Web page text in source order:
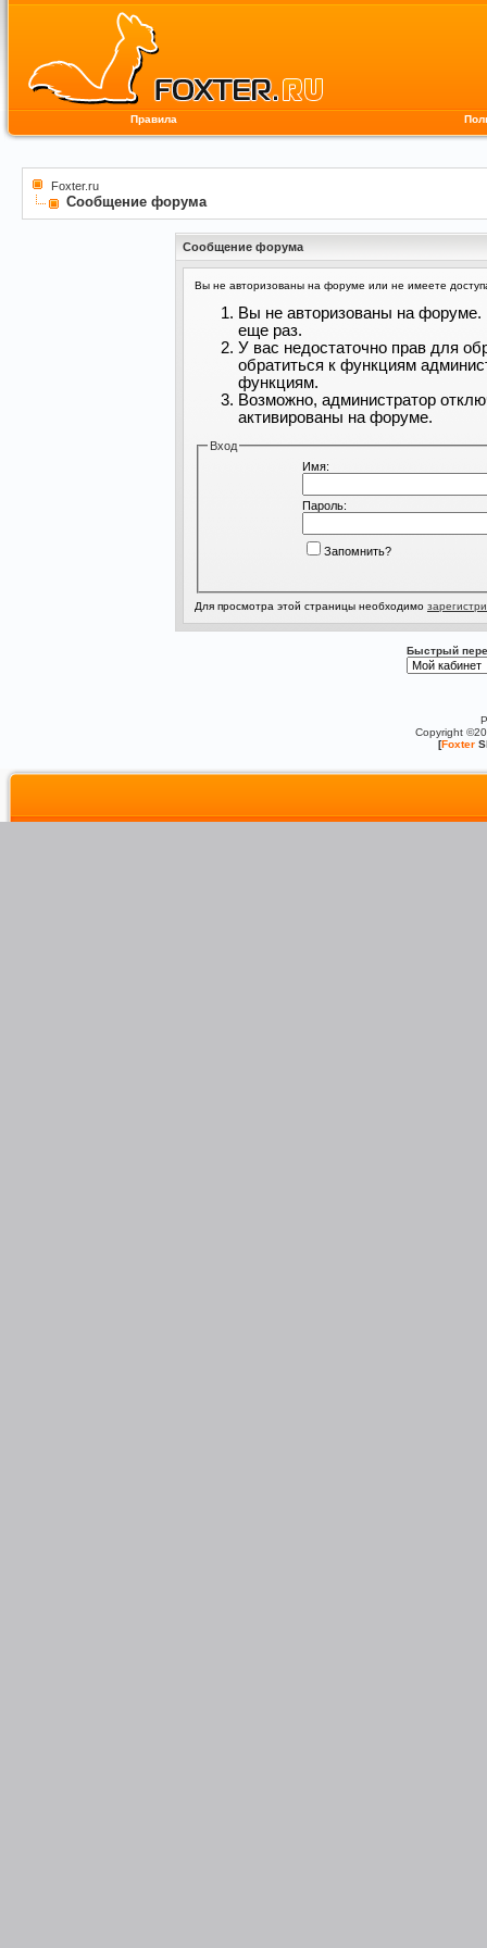
Правила
Foxter.ru
Сообщение форума
Сообщение форума
Вы не авторизованы на форуме или не имеете
Вы не авторизованы на форуме.
еще раз.
У вас недостаточно прав для
обратиться к функциям
функциям.
Возможно, администратор
активированы на форуме.
Вход
Имя:
Пароль:
Запомнить?
Для просмотра этой страницы необходимо
Быстрый
Copyright
[Foxter